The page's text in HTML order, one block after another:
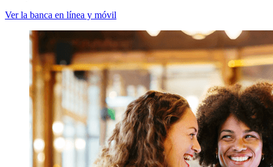
Ver la banca en línea y móvil